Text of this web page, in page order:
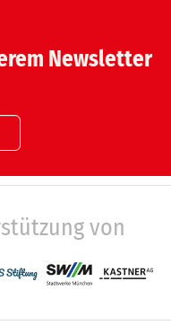
Newsletter
von